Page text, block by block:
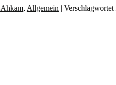
, Allgemein | Verschlagwortet